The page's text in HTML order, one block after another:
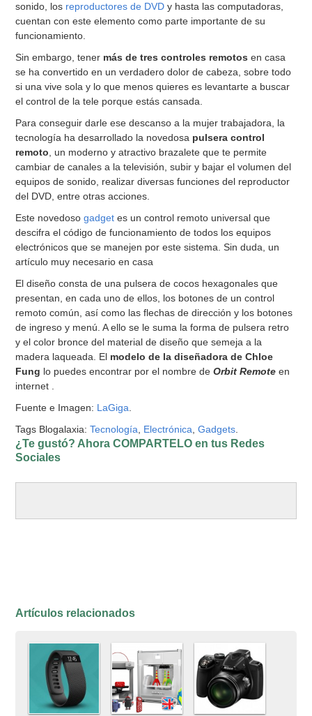
sonido, los reproductores de DVD y hasta las computadoras,
cuentan con este elemento como parte importante de su
funcionamiento.
Sin embargo, tener más de tres controles remotos en casa
se ha convertido en un verdadero dolor de cabeza, sobre todo
si una vive sola y lo que menos quieres es levantarte a buscar
el control de la tele porque estás cansada.
Para conseguir darle ese descanso a la mujer trabajadora, la
tecnología ha desarrollado la novedosa pulsera control
remoto , un moderno y atractivo brazalete que te permite
cambiar de canales a la televisión, subir y bajar el volumen del
equipos de sonido, realizar diversas funciones del reproductor
del DVD, entre otras acciones.
Este novedosogadget es un control remoto universal que
descifra el código de funcionamiento de todos los equipos
electrónicos que se manejen por este sistema. Sin duda, un
artículo muy necesario en casa
El diseño consta de una pulsera de cocos hexagonales que
presentan, en cada uno de ellos, los botones de un control
remoto común, así como las flechas de dirección y los botones
de ingreso y menú. A ello se le suma la forma de pulsera retro
y el color bronce del material de diseño que semeja a la
madera laqueada. El modelo de la diseñadora de Chloe
Fung lo puedes encontrar por el nombre deOrbit Remote en
internet .
Fuente e Imagen: LaGiga
Tags Blogalaxia:Tecnología Electrónica ,Gadgets
¿Te gustó? Ahora COMPARTELO en tus Redes
Sociales
Artículos relacionados